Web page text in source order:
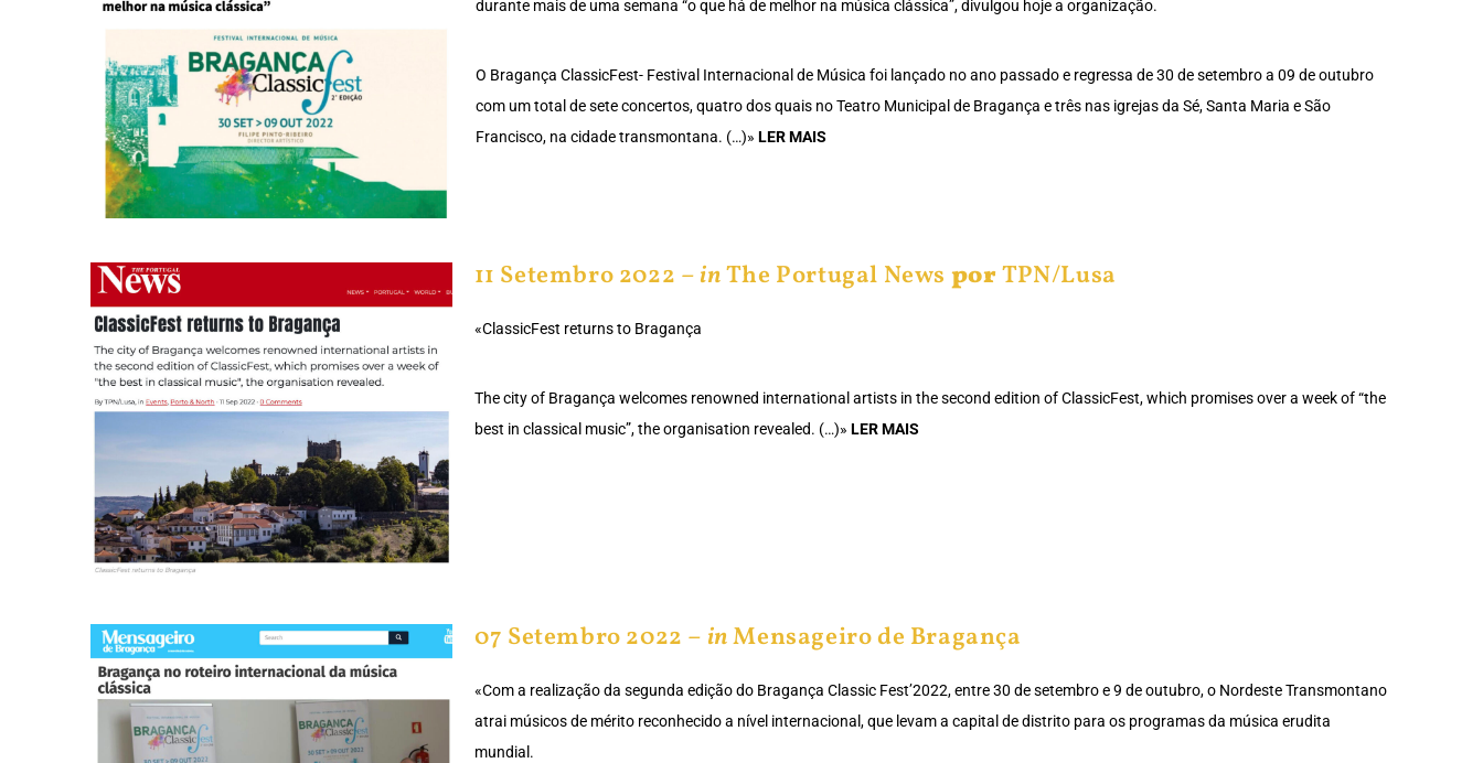
durante mais de uma semana “o que há de melhor na música clássica”, divulgou hoje a organização.
O Bragança ClassicFest- Festival Internacional de Música foi lançado no ano passado e regressa de 30 de setembro a 09 de outubro
com um total de sete concertos, quatro dos quais no Teatro Municipal de Bragança e três nas igrejas da Sé, Santa Maria e São
Francisco, na cidade transmontana. (…)»LER MAIS
11 Setembro 2022 –inThe Portugal News porTPN/Lusa
«ClassicFest returns to Bragança
The city of Bragança welcomes renowned international artists in the second edition of ClassicFest, which promises over a week of “the
best in classical music”, the organisation revealed. (…)» LER MAIS
07 Setembro 2022 – inMensageiro de Bragança
«Com a realização da segunda edição do Bragança Classic Fest’2022, entre 30 de setembro e 9 de outubro, o Nordeste Transmontano
atrai músicos de mérito reconhecido a nível internacional, que levam a capital de distrito para os programas da música erudita
mundial.